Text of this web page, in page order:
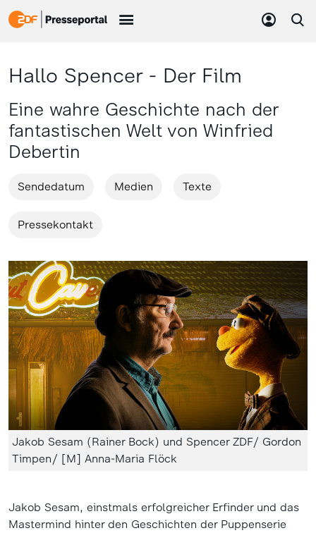
Hallo Spencer - Der Film
Eine wahre Geschichte nach der
fantastischen Welt von Winfried
Debertin
Sendedatum Medien Texte
Pressekontakt
Jakob Sesam (Rainer Bock) und Spencer ZDF/ Gordon
Timpen/ [M] Anna-Maria Flöck
Jakob Sesam, einstmals erfolgreicher Erfinder und das
Mastermind hinter den Geschichten der Puppenserie